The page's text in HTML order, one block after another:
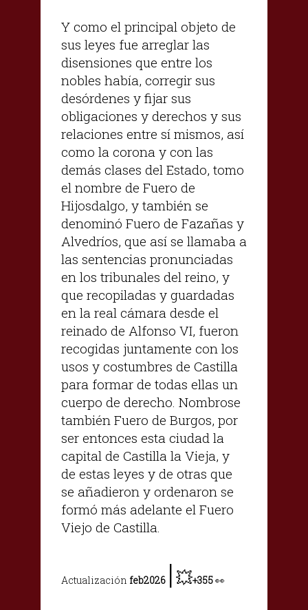
Y como el principal objeto de
sus leyes fue arreglar las
disensiones que entre los
nobles había, corregir sus
desórdenes y fijar sus
obligaciones y derechos y sus
relaciones entre sí mismos, así
como la corona y con las
demás clases del Estado, tomo
el nombre de Fuero de
Hijosdalgo, y también se
denominó Fuero de Fazañas y
Alvedríos, que así se llamaba a
las sentencias pronunciadas
en los tribunales del reino, y
que recopiladas y guardadas
en la real cámara desde el
reinado de Alfonso VI, fueron
recogidas juntamente con los
usos y costumbres de Castilla
para formar de todas ellas un
cuerpo de derecho. Nombrose
también Fuero de Burgos, por
ser entonces esta ciudad la
capital de Castilla la Vieja, y
de estas leyes y de otras que
se añadieron y ordenaron se
formó más adelante el Fuero
Viejo de Castilla.
Actualización feb2026 |💥+355👀